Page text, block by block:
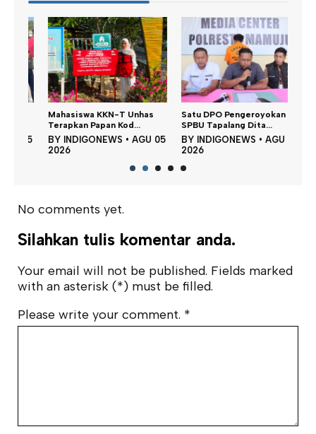
Mahasiswa KKN-T Unhas
Terapkan Papan Kod...
BY INDIGONEWS •AGU 05
2026
Satu DPO Pengeroyokan
SPBU Tapalang Dita...
BY INDIGONEWS •AGU 05
2026
No comments yet.
Silahkan tulis komentar anda.
Your email will not be published. Fields marked
with an asterisk (*) must be filled.
Please write your comment. *